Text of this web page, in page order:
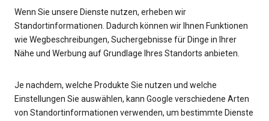
Wenn Sie unsere Dienste nutzen, erheben wir
Standortinformationen. Dadurch können wir Ihnen Funktionen
wie Wegbeschreibungen, Suchergebnisse für Dinge in Ihrer
Nähe und Werbung auf Grundlage Ihres Standorts anbieten.
Je nachdem, welche Produkte Sie nutzen und welche
Einstellungen Sie auswählen, kann Google verschiedene Arten
von Standortinformationen verwenden, um bestimmte Dienste